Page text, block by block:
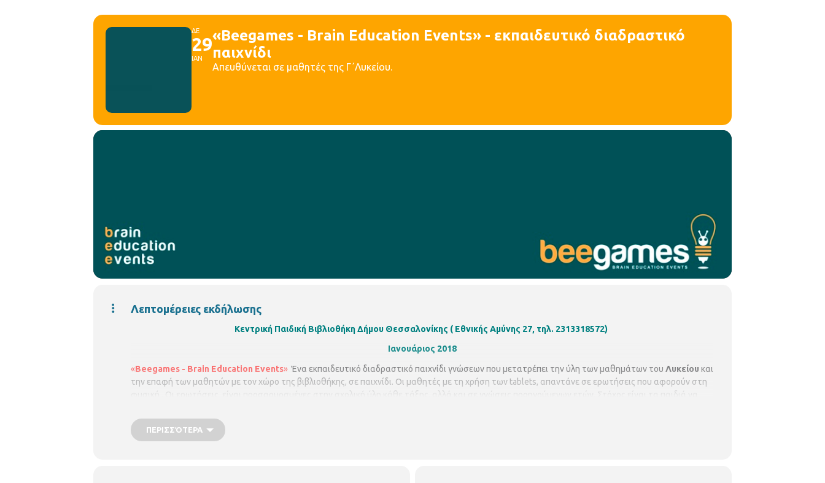
ΔΕ
29
ΙΑΝ
«Βeegames - Brain Education Events» - εκπαιδευτικό διαδραστικό
παιχνίδι
Aπευθύνεται σε μαθητές της Γ΄Λυκείου.
Λεπτομέρειες εκδήλωσης
Κεντρική Παιδική Βιβλιοθήκη Δήμου Θεσσαλονίκης ( Εθνικής Αμύνης 27, τηλ. 2313318572)
Ιανουάριος 2018
«Βeegames - Brain Education Events» Ένα εκπαιδευτικό διαδραστικό παιχνίδι γνώσεων που μετατρέπει την ύλη των μαθημάτων του Λυκείου και
την επαφή των μαθητών με τον χώρο της βιβλιοθήκης, σε παιχνίδι. Οι μαθητές με τη χρήση των tablets, απαντάνε σε ερωτήσεις που αφορούν στη
Μαθηματικός και οΣτεφάνου Θεόδωρος
ΠΕΡΙΣΣΌΤΕΡΑ